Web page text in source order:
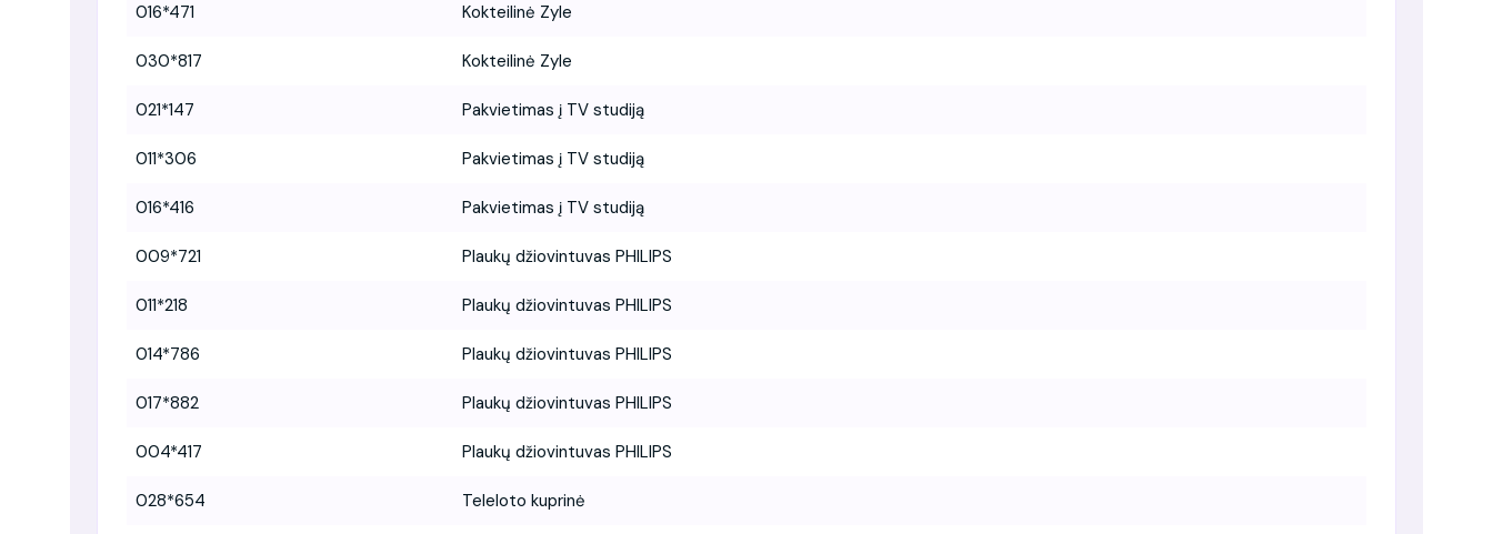
016*471 Kokteilinė Zyle
030*817 Kokteilinė Zyle
021*147 Pakvietimas į TV studiją
011*306 Pakvietimas į TV studiją
016*416 Pakvietimas į TV studiją
009*721 Plaukų džiovintuvas PHILIPS
011*218 Plaukų džiovintuvas PHILIPS
014*786 Plaukų džiovintuvas PHILIPS
017*882 Plaukų džiovintuvas PHILIPS
004*417 Plaukų džiovintuvas PHILIPS
028*654 Teleloto kuprinė